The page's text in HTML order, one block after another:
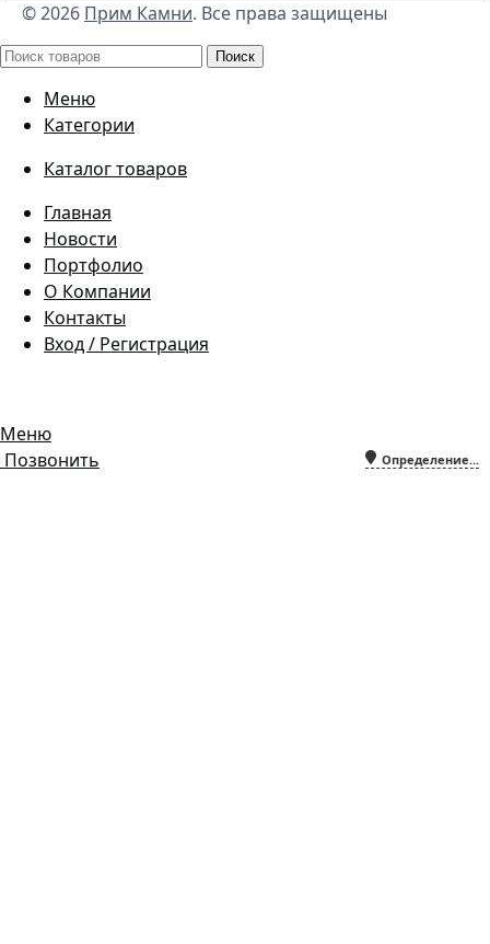
© 2026 Прим Камни. Все права защищены
Поиск
Меню
Категории
Каталог товаров
Главная
Новости
Портфолио
О Компании
Контакты
Вход / Регистрация
Меню
Определение...
Позвонить